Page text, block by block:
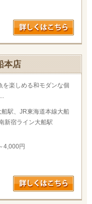
本店
楽しめる和モダンな個
駅、JR東海道本線大船
新宿ライン大船駅
4,000円